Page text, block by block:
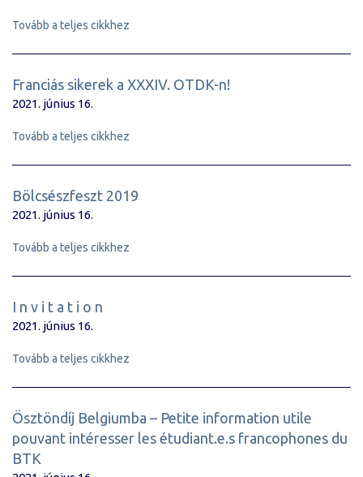
Tovább a teljes cikkhez
Franciás sikerek a XXXIV. OTDK-n!
2021. június 16.
Tovább a teljes cikkhez
Bölcsészfeszt 2019
2021. június 16.
Tovább a teljes cikkhez
I n v i t a t i o n
2021. június 16.
Tovább a teljes cikkhez
Ösztöndíj Belgiumba – Petite information utile
pouvant intéresser les étudiant.e.s francophones du
BTK